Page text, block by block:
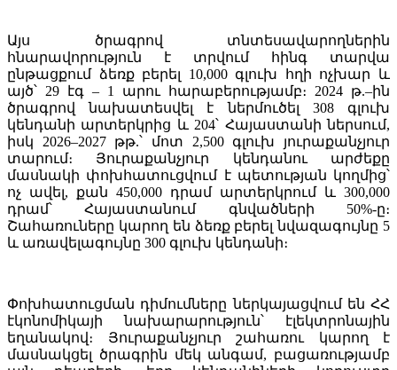
Այս ծրագրով տնտեսավարողներին
հնարավորություն է տրվում հինգ տարվա
ընթացքում ձեռք բերել 10,000 գլուխ հղի ոչխար և
այծ՝ 29 էգ – 1 արու հարաբերությամբ։ 2024 թ.–ին
ծրագրով նախատեսվել է ներմուծել 308 գլուխ
կենդանի արտերկրից և 204՝ Հայաստանի ներսում,
իսկ 2026–2027 թթ.՝ մոտ 2,500 գլուխ յուրաքանչյուր
տարում։ Յուրաքանչյուր կենդանու արժեքը
մասնակի փոխհատուցվում է պետության կողմից՝
ոչ ավել, քան 450,000 դրամ արտերկրում և 300,000
դրամ՝ Հայաստանում գնվածների 50%-ը։
Շահառուները կարող են ձեռք բերել նվազագույնը 5
և առավելագույնը 300 գլուխ կենդանի։
Փոխհատուցման դիմումները ներկայացվում են ՀՀ
էկոնոմիկայի նախարարություն՝ էլեկտրոնային
եղանակով։ Յուրաքանչյուր շահառու կարող է
մասնակցել ծրագրին մեկ անգամ, բացառությամբ